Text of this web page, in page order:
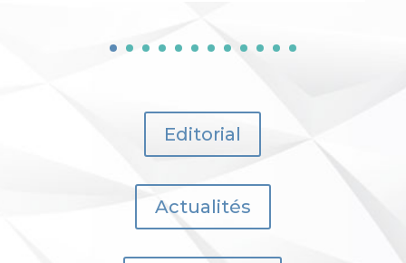
Editorial
Actualités